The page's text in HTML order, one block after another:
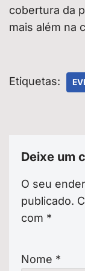
cobertura da
mais além na
Etiquetas:
Deixe um
O seu
publicado.
com *
Nome *